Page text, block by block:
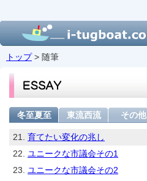
トップ> 随筆
冬至夏至 東流西流 その他
21. 育てたい変化の兆し
22. ユニークな市議会その1
23. ユニークな市議会その2